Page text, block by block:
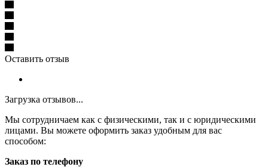
Оставить отзыв
Загрузка отзывов...
Мы сотрудничаем как с физическими, так и с юридическими
лицами. Вы можете оформить заказ удобным для вас
способом:
Заказ по телефону